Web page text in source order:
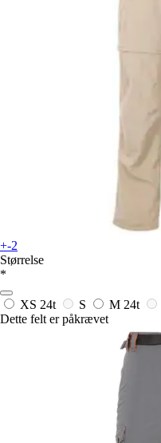
+-2
Størrelse
*
XS 24t S M 24t
Dette felt er påkrævet